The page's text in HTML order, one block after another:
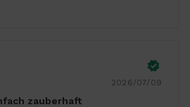
2026/07/09
zauberhaft